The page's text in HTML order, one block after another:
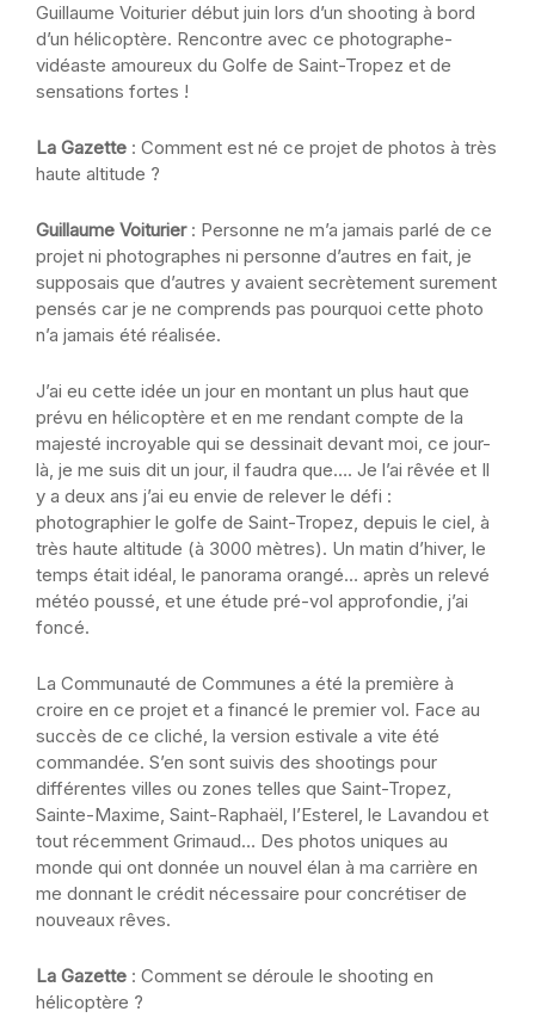
Guillaume Voiturier début juin lors d’un shooting à bord
d’un hélicoptère. Rencontre avec ce photographe-
vidéaste amoureux du Golfe de Saint-Tropez et de
sensations fortes !
La Gazette : Comment est né ce projet de photos à très
haute altitude ?
Guillaume Voiturier: Personne ne m’a jamais parlé de ce
projet ni photographes ni personne d’autres en fait, je
supposais que d’autres y avaient secrètement surement
pensés car je ne comprends pas pourquoi cette photo
n’a jamais été réalisée.
J’ai eu cette idée un jour en montant un plus haut que
prévu en hélicoptère et en me rendant compte de la
majesté incroyable qui se dessinait devant moi, ce jour-
là, je me suis dit un jour, il faudra que…. Je l’ai rêvée et Il
y a deux ans j’ai eu envie de relever le défi :
photographier le golfe de Saint-Tropez, depuis le ciel, à
très haute altitude (à 3000 mètres). Un matin d’hiver, le
temps était idéal, le panorama orangé… après un relevé
météo poussé, et une étude pré-vol approfondie, j’ai
foncé.
La Communauté de Communes a été la première à
croire en ce projet et a financé le premier vol. Face au
succès de ce cliché, la version estivale a vite été
commandée. S’en sont suivis des shootings pour
différentes villes ou zones telles que Saint-Tropez,
Sainte-Maxime, Saint-Raphaël, l’Esterel, le Lavandou et
tout récemment Grimaud… Des photos uniques au
monde qui ont donnée un nouvel élan à ma carrière en
me donnant le crédit nécessaire pour concrétiser de
nouveaux rêves.
La Gazette : Comment se déroule le shooting en
hélicoptère ?